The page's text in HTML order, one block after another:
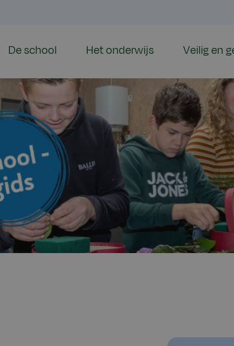
De school Het onderwijs Veilig en